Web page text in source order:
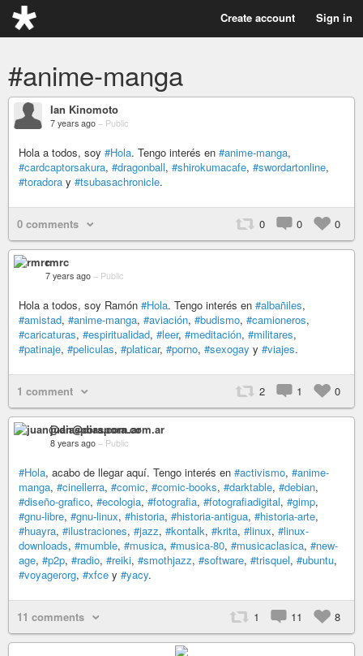
Create account Sign in
#anime-manga
Ian Kinomoto
7 years ago – Public
Hola a todos, soy #Hola. Tengo interés en #anime-manga,
#cardcaptorsakura, #dragonball, #shirokumacafe, #swordartonline,
#toradora y #tsubasachronicle.
0 comments 0 0 0
rmrc
7 years ago – Public
Hola a todos, soy Ramón #Hola. Tengo interés en #albañiles,
#amistad, #anime-manga, #aviación, #budismo, #camioneros,
#caricaturas, #espiritualidad, #leer, #meditación, #militares,
#patinaje, #peliculas, #platicar, #porno, #sexogay y #viajes.
1 comment 2 1 0
juan@diaspora.com.ar
8 years ago – Public
#Hola, acabo de llegar aquí. Tengo interés en #activismo, #anime-
manga, #cinellerra, #comic, #comic-books, #darktable, #debian,
#diseño-grafico, #ecologia, #fotografia, #fotografiadigital, #gimp,
#gnu-libre, #gnu-linux, #historia, #historia-antigua, #historia-arte,
#huayra, #ilustraciones, #jazz, #kontalk, #krita, #linux, #linux-
downloads, #mumble, #musica, #musica-80, #musicaclasica, #new-
age, #p2p, #radio, #reiki, #smothjazz, #software, #trisquel, #ubuntu,
#voyagerorg, #xfce y #yacy.
11 comments 1 11 8